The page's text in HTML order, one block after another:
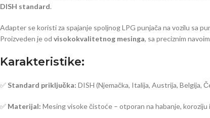
DISH standard.
Adapter se koristi za spajanje spoljnog LPG punjača na vozilu sa
Proizveden je od visokokvalitetnog mesinga, sa preciznim
Karakteristike:
✅ Standard priključka: DISH (Njemačka, Italija, Austrija, Belgija,
✅ Materijal: Mesing visoke čistoće – otporan na habanje, koroziju